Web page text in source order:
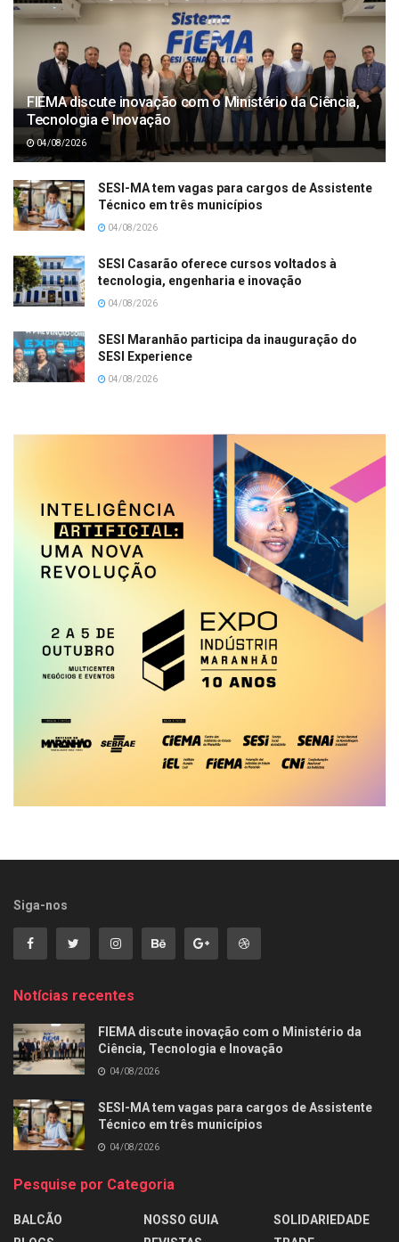
FIEMA discute inovação com o Ministério da Ciência,
Tecnologia e Inovação
04/08/2026
SESI-MA tem vagas para cargos de Assistente
Técnico em três municípios
04/08/2026
SESI Casarão oferece cursos voltados à
tecnologia, engenharia e inovação
04/08/2026
SESI Maranhão participa da inauguração do
SESI Experience
04/08/2026
Siga-nos
Notícias recentes
FIEMA discute inovação com o Ministério da
Ciência, Tecnologia e Inovação
04/08/2026
SESI-MA tem vagas para cargos de Assistente
Técnico em três municípios
04/08/2026
Pesquise por Categoria
BALCÃO
NOSSO GUIA
SOLIDARIEDADE